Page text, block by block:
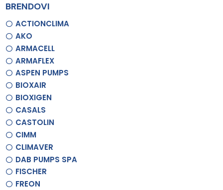
BRENDOVI
ACTIONCLIMA
AKO
ARMACELL
ARMAFLEX
ASPEN PUMPS
BIOXAIR
BIOXIGEN
CASALS
CASTOLIN
CIMM
CLIMAVER
DAB PUMPS SPA
FISCHER
FREON